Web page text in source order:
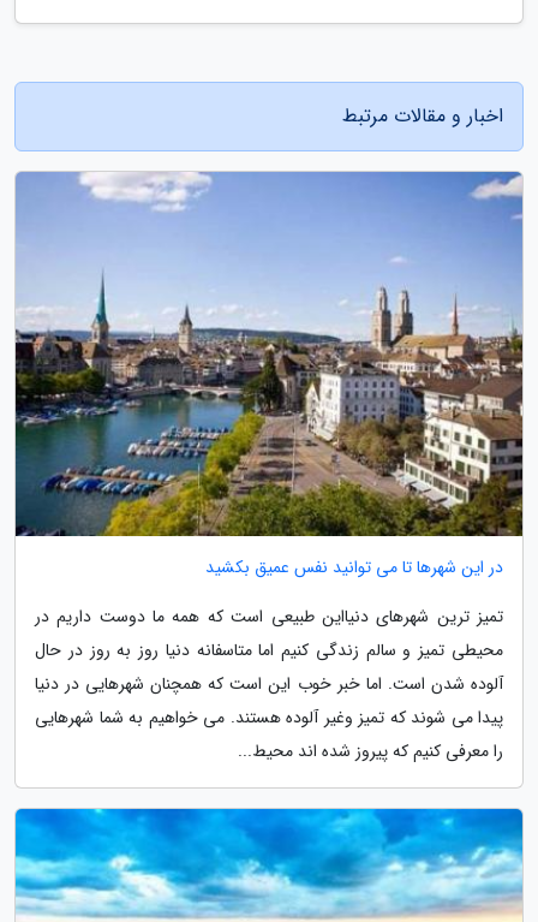
اخبار و مقالات مرتبط
در این شهرها تا می توانید نفس عمیق بکشید
تمیز ترین شهرهای دنیااین طبیعی است که همه ما دوست داریم در
محیطی تمیز و سالم زندگی کنیم اما متاسفانه دنیا روز به روز در حال
آلوده شدن است. اما خبر خوب این است که همچنان شهرهایی در دنیا
پیدا می شوند که تمیز وغیر آلوده هستند. می خواهیم به شما شهرهایی
را معرفی کنیم که پیروز شده اند محیط...